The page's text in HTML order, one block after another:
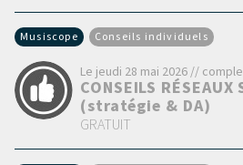
Musiscope Conseils individuels
Le jeudi 28 mai 2026 //
CONSEILS RÉSEAUX
(stratégie & DA)
GRATUIT